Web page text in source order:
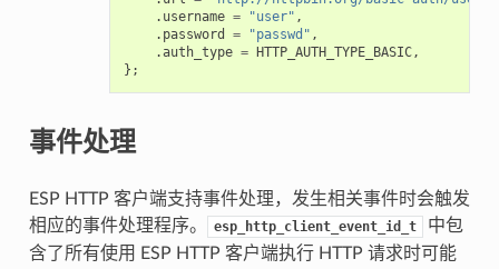
. username = "user" ,
. password = "passwd" ,
.auth_type = HTTP_AUTH_TYPE_BASIC,
};
事件处理
ESP HTTP 客户端支持事件处理，发生相关事件时会触发
相应的事件处理程序。
esp_http_client_event_id_t
中包
含了所有使用 ESP HTTP 客户端执行 HTTP 请求时可能